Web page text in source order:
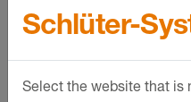
Schlüter-
Select the website that is